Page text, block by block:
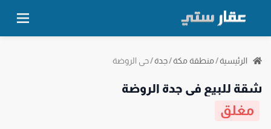
الرئيسية/منطقة مكة/جدة/حي الروضة
شقة للبيع في جدة الروضة
مغلق